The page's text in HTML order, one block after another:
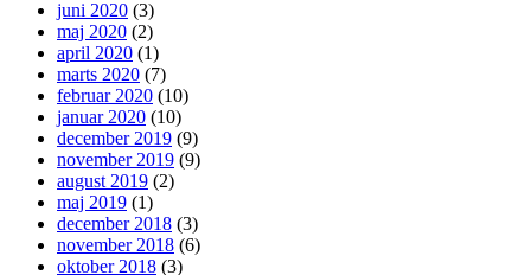
juni 2020 (3)
maj 2020 (2)
april 2020 (1)
marts 2020 (7)
februar 2020 (10)
januar 2020 (10)
december 2019 (9)
november 2019 (9)
august 2019 (2)
maj 2019 (1)
december 2018 (3)
november 2018 (6)
oktober 2018 (3)